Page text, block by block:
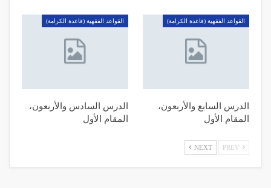
القواعد الفقهية (قاعدة الكرامة)
الدرس السابع والأربعون،
المقام الأول
القواعد الفقهية (قاعدة الكرامة)
الدرس السادس والأربعون،
المقام الأول
NEXT